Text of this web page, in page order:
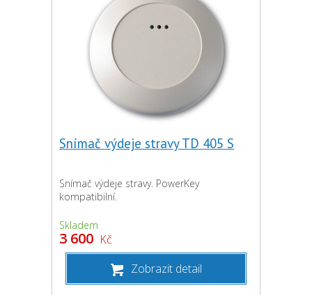
Snímač výdeje stravy TD 405 S
Snímač výdeje stravy. PowerKey
kompatibilní.
Skladem
3 600 Kč
Zobrazit detail